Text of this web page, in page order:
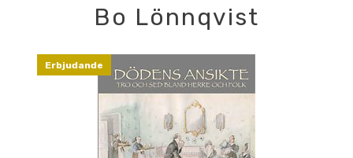
Bo Lönnqvist
Erbjudande